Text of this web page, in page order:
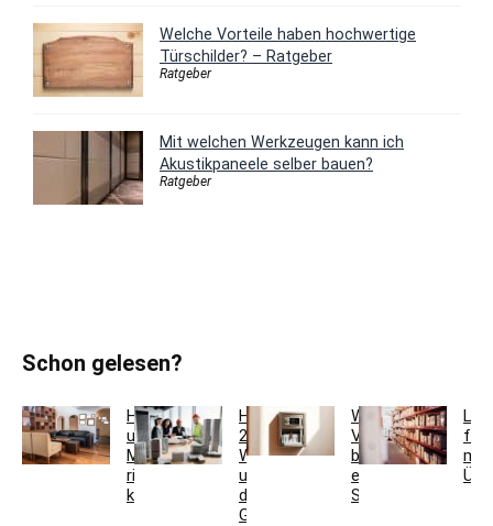
Welche Vorteile haben hochwertige
Türschilder? – Ratgeber
Ratgeber
Mit welchen Werkzeugen kann ich
Akustikpaneele selber bauen?
Ratgeber
Schon gelesen?
Holzfarben
und
Möbel
richtig
kombinieren
Hausmeisterservice
2.0:
Werkzeugkoffer
und
digitales
Gebäudemanagement
Welche
Vorteile
bietet
ein
Schlüsseltresor?
für